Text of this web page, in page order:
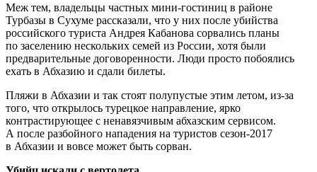
Меж тем, владельцы частных мини-гостиниц в районе
Турбазы в Сухуме рассказали, что у них после убийства
российского туриста Андрея Кабанова сорвались планы
по заселению нескольких семей из России, хотя были
предварительные договоренности. Люди просто побоялись
ехать в Абхазию и сдали билеты.
Пляжи в Абхазии и так стоят полупустые этим летом, из-за
того, что открылось турецкое направление, ярко
контрастирующее с ненавязчивым абхазским сервисом.
А после разбойного нападения на туристов сезон-2017
в Абхазии и вовсе может быть сорван.